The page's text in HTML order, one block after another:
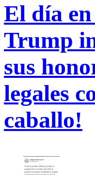
El día
Trump
sus
legales
caballo!